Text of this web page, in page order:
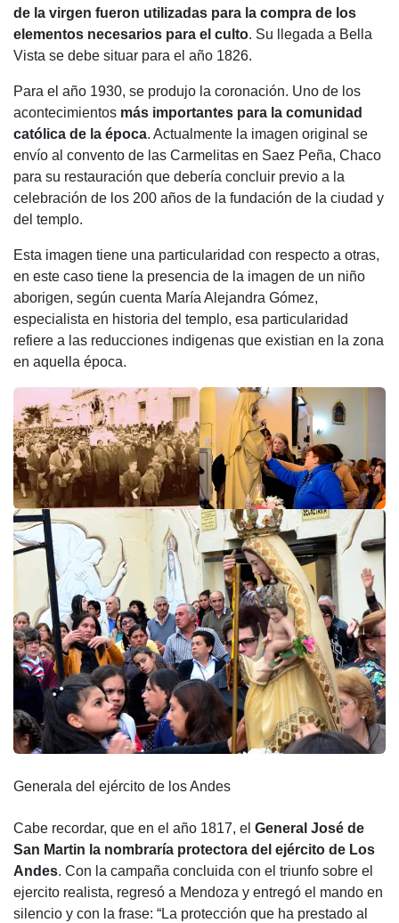
de la virgen fueron utilizadas para la compra de los
elementos necesarios para el culto. Su llegada a Bella
Vista se debe situar para el año 1826.
Para el año 1930, se produjo la coronación. Uno de los
acontecimientos más importantes para la comunidad
católica de la época. Actualmente la imagen original se
envío al convento de las Carmelitas en Saez Peña, Chaco
para su restauración que debería concluir previo a la
celebración de los 200 años de la fundación de la ciudad y
del templo.
Esta imagen tiene una particularidad con respecto a otras,
en este caso tiene la presencia de la imagen de un niño
aborigen, según cuenta María Alejandra Gómez,
especialista en historia del templo, esa particularidad
refiere a las reducciones indigenas que existian en la zona
en aquella época.
Generala del ejército de los Andes
Cabe recordar, que en el año 1817, el General José de
San Martin la nombraría protectora del ejército de Los
Andes. Con la campaña concluida con el triunfo sobre el
ejercito realista, regresó a Mendoza y entregó el mando en
silencio y con la frase: “La protección que ha prestado al